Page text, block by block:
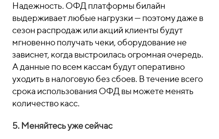
Надежность. ОФД платформы билайн
выдерживает любые нагрузки — поэтому даже в
сезон распродаж или акций клиенты будут
мгновенно получать чеки, оборудование не
зависнет, когда выстроилась огромная очередь.
А данные по всем кассам будут оперативно
уходить в налоговую без сбоев. В течение всего
срока использования ОФД вы можете менять
количество касс.
5. Меняйтесь уже сейчас